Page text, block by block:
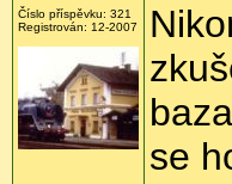
Číslo příspěvku: 321
Registrován: 12-2007
se